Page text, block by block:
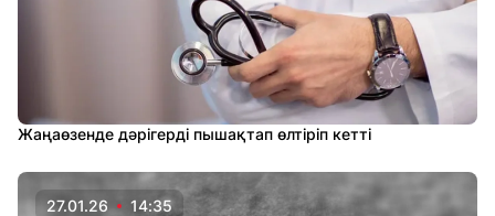
Жаңаөзенде дәрігерді пышақтап өлтіріп кетті
27.01.26 14:35